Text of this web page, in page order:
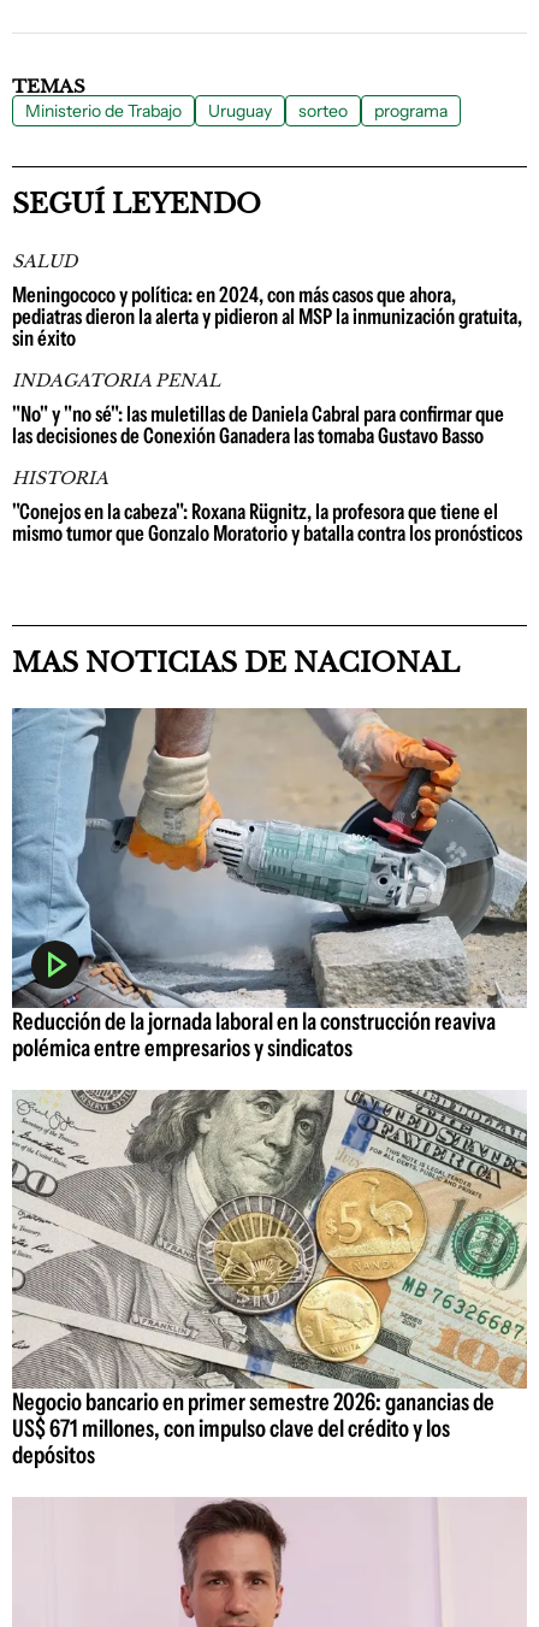
TEMAS
Ministerio de Trabajo Uruguay sorteo programa
SEGUÍ LEYENDO
SALUD
Meningococo y política: en 2024, con más casos que ahora,
pediatras dieron la alerta y pidieron al MSP la inmunización gratuita,
sin éxito
INDAGATORIA PENAL
"No" y "no sé": las muletillas de Daniela Cabral para confirmar que
las decisiones de Conexión Ganadera las tomaba Gustavo Basso
HISTORIA
"Conejos en la cabeza": Roxana Rügnitz, la profesora que tiene el
mismo tumor que Gonzalo Moratorio y batalla contra los pronósticos
MAS NOTICIAS DE NACIONAL
Reducción de la jornada laboral en la construcción reaviva
polémica entre empresarios y sindicatos
Negocio bancario en primer semestre 2026: ganancias de
US$ 671 millones, con impulso clave del crédito y los
depósitos